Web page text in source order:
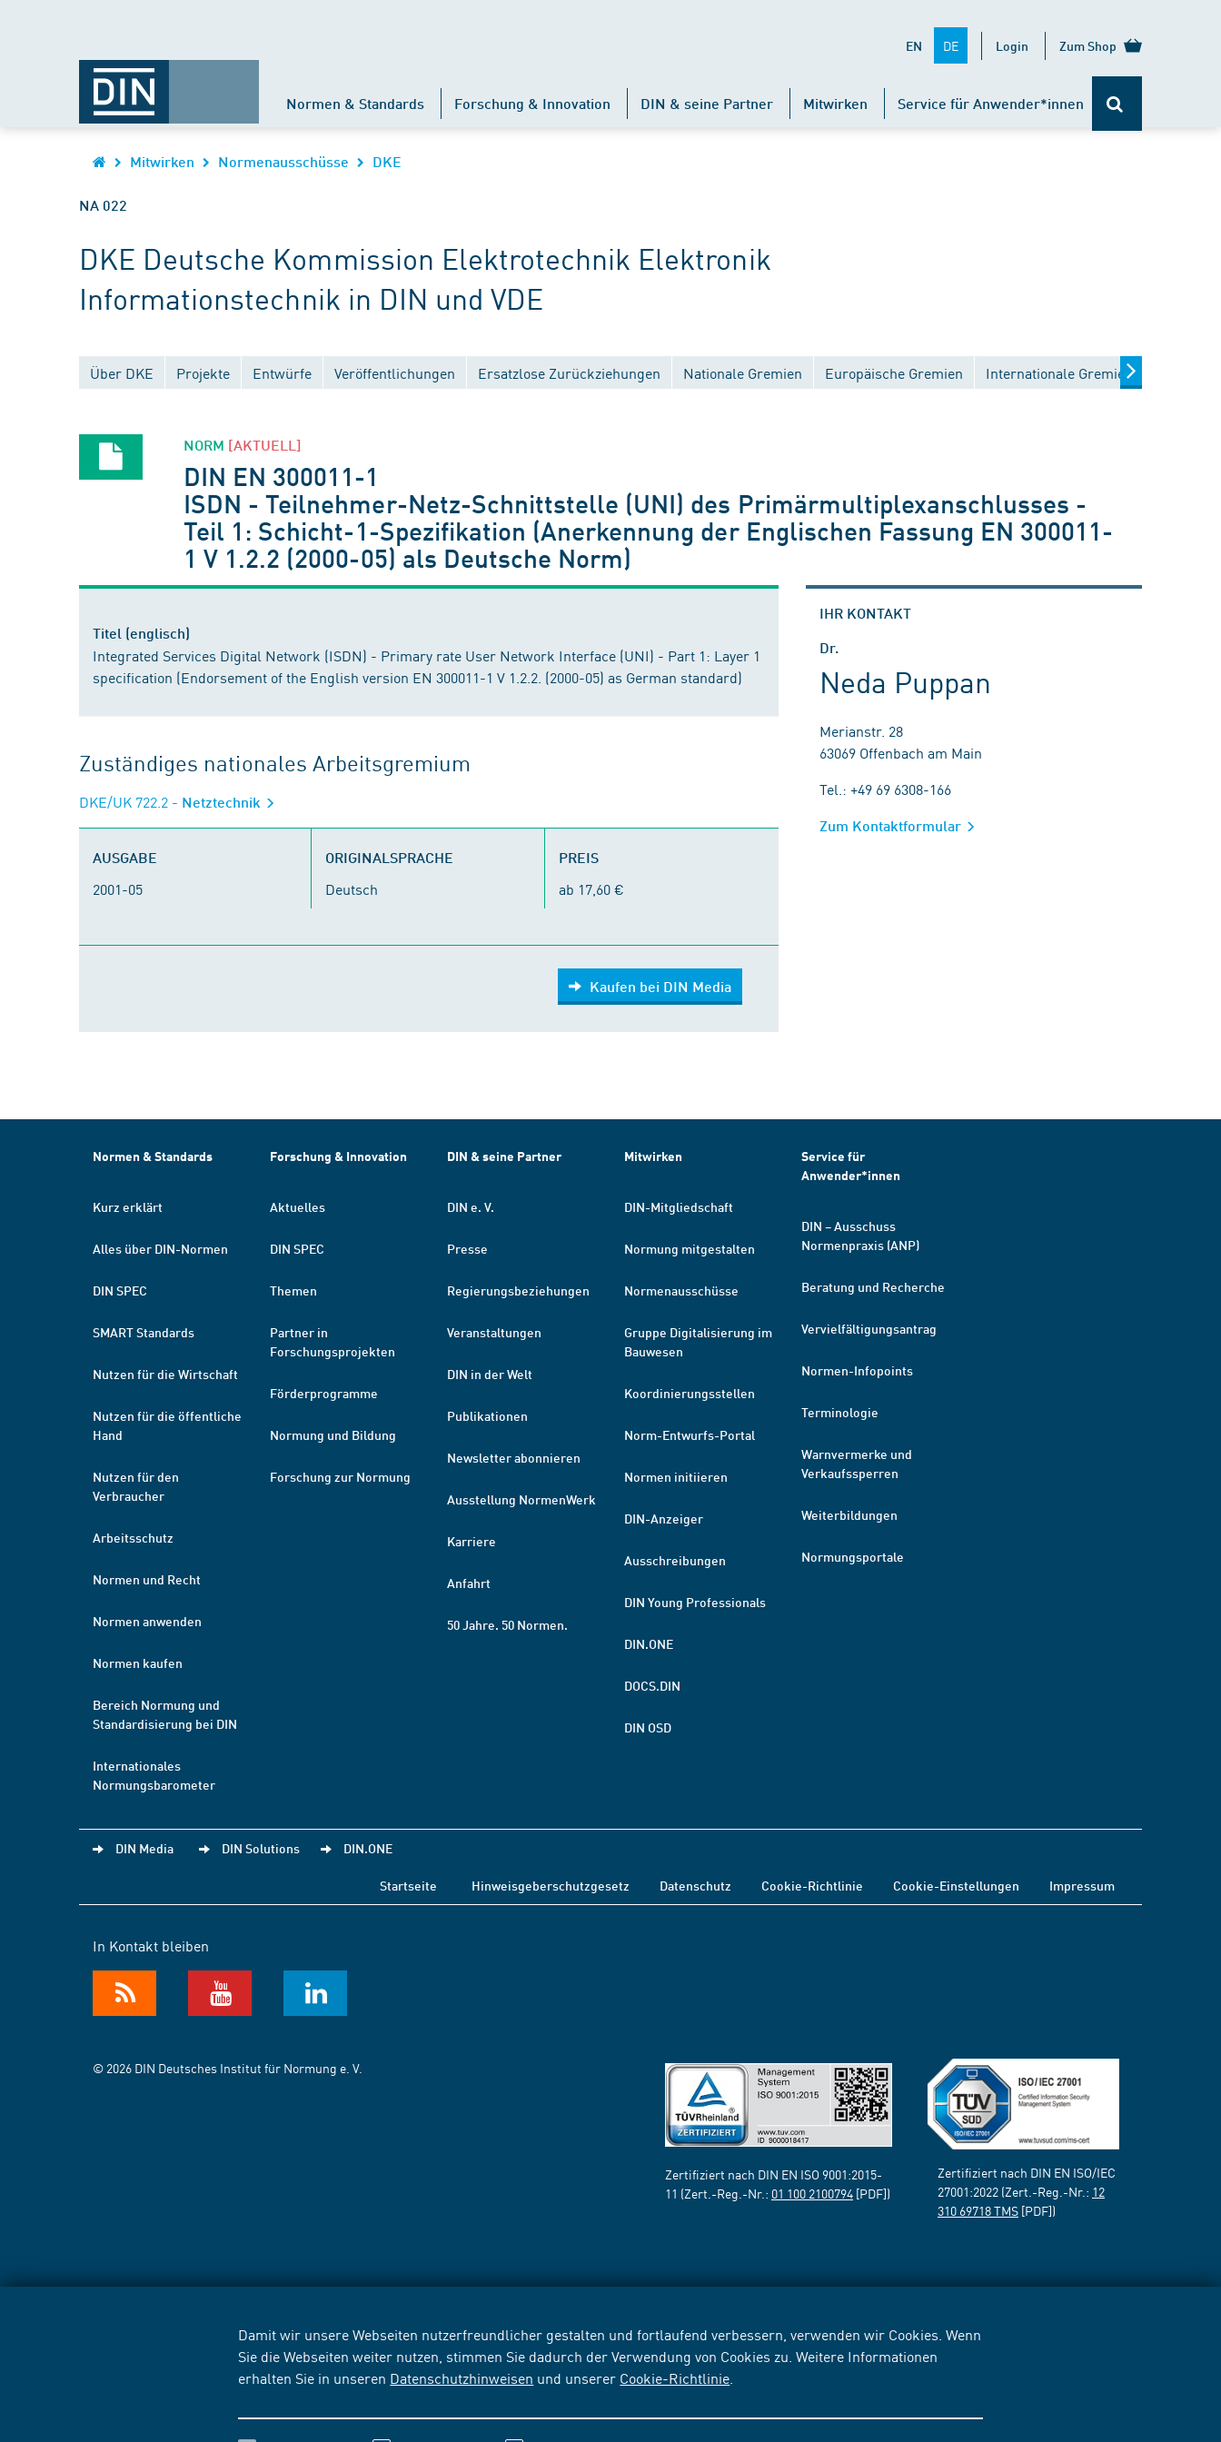
Damit wir unsere Webseiten nutzerfreundlicher gestalten und fortlaufend verbessern, verwenden wir Cookies. Wenn
Sie die Webseiten weiter nutzen, stimmen Sie dadurch der Verwendung von Cookies zu. Weitere Informationen
erhalten Sie in unseren Datenschutzhinweisen und unserer Cookie-Richtlinie
EN DE Login Zum Shop
Normen & Standards Forschung & Innovation DIN & seine Partner Mitwirken Service für Anwender*innen
Mitwirken Normenausschüsse DKE
NA 022
DKE Deutsche Kommission Elektrotechnik Elektronik
Informationstechnik in DIN und VDE
Über DKE Projekte Entwürfe Veröffentlichungen Ersatzlose Zurückziehungen Nationale Gremien Europäische Gremien Internationale Gremien
NORM [AKTUELL]
DIN EN 300011-1
ISDN - Teilnehmer-Netz-Schnittstelle (UNI) des Primärmultiplexanschlusses -
Teil 1: Schicht-1-Spezifikation (Anerkennung der Englischen Fassung EN 300011-
1 V 1.2.2 (2000-05) als Deutsche Norm)
Titel (englisch)
Integrated Services Digital Network (ISDN) - Primary rate User Network Interface (UNI) - Part 1: Layer 1
specification (Endorsement of the English version EN 300011-1 V 1.2.2. (2000-05) as German standard)
Zuständiges nationales Arbeitsgremium
DKE/UK 722.2 - Netztechnik
AUSGABE
2001-05
ORIGINALSPRACHE
Deutsch
PREIS
ab 17,60 €
Kaufen bei DIN Media
IHR KONTAKT
Dr.
Neda Puppan
Merianstr. 28
63069 Offenbach am Main
Tel.: +49 69 6308-166
Zum Kontaktformular
Normen & Standards
Kurz erklärt
Alles über DIN-Normen
DIN SPEC
SMART Standards
Nutzen für die Wirtschaft
Nutzen für die öffentliche
Hand
Nutzen für den
Verbraucher
Arbeitsschutz
Normen und Recht
Normen anwenden
Normen kaufen
Bereich Normung und
Standardisierung bei DIN
Internationales
Normungsbarometer
Forschung & Innovation
Aktuelles
DIN SPEC
Themen
Partner in
Forschungsprojekten
Förderprogramme
Normung und Bildung
Forschung zur Normung
DIN & seine Partner
DIN e. V.
Presse
Regierungsbeziehungen
Veranstaltungen
DIN in der Welt
Publikationen
Newsletter abonnieren
Ausstellung NormenWerk
Karriere
Anfahrt
50 Jahre. 50 Normen.
Mitwirken
DIN-Mitgliedschaft
Normung mitgestalten
Normenausschüsse
Gruppe Digitalisierung im
Bauwesen
Koordinierungsstellen
Norm-Entwurfs-Portal
Normen initiieren
DIN-Anzeiger
Ausschreibungen
DIN Young Professionals
DIN.ONE
DOCS.DIN
DIN OSD
Service für
Anwender*innen
DIN – Ausschuss
Normenpraxis (ANP)
Beratung und Recherche
Vervielfältigungsantrag
Normen-Infopoints
Terminologie
Warnvermerke und
Verkaufssperren
Weiterbildungen
Normungsportale
DIN Media DIN Solutions DIN.ONE
Startseite Hinweisgeberschutzgesetz Datenschutz Cookie-Richtlinie Cookie-Einstellungen Impressum
In Kontakt bleiben
© 2026 DIN Deutsches Institut für Normung e. V.
Zertifiziert nach DIN EN ISO 9001:2015-
11 (Zert.-Reg.-Nr.: 01 100 2100794 [PDF])
Zertifiziert nach DIN EN ISO/IEC
27001:2022 (Zert.-Reg.-Nr.: 12
310 69718 TMS [PDF])